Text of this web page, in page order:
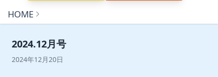
HOME
2024.12月号
2024年12月20日